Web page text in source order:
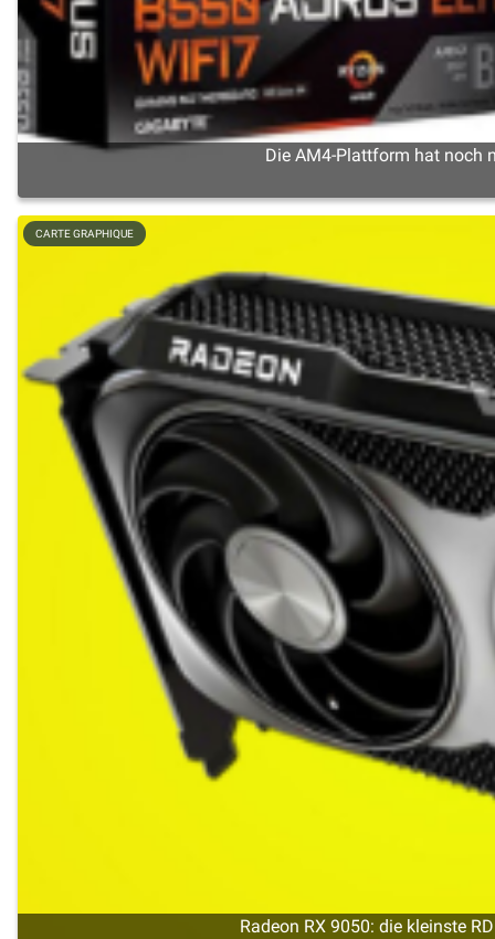
Die AM4-Plattform hat noch
Radeon RX 9050: die kleinste
CARTE GRAPHIQUE